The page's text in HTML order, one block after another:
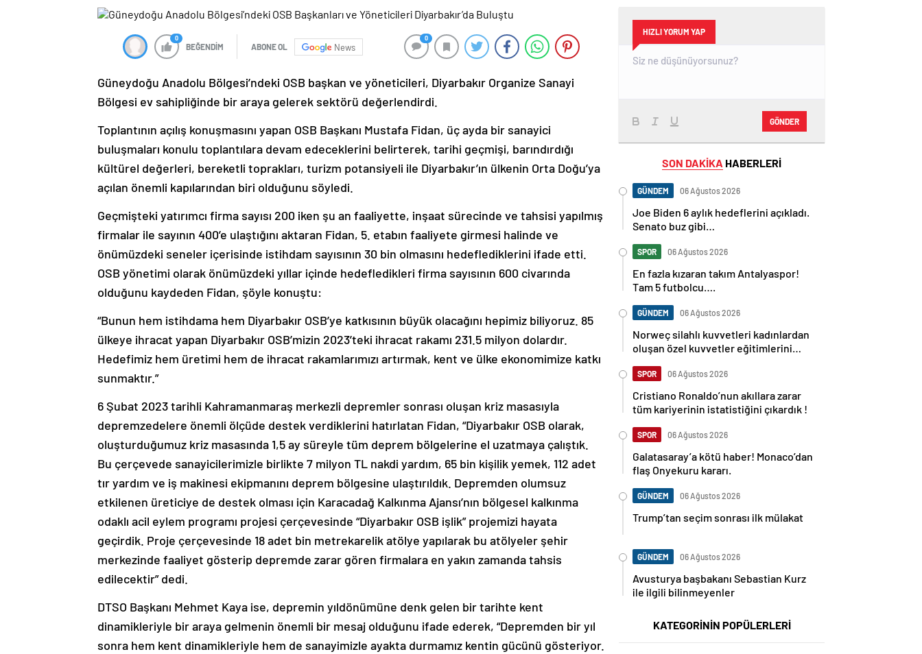
0
BEĞENDİM ABONE OL News
0
Güneydoğu Anadolu Bölgesi’ndeki OSB başkan ve yöneticileri, Diyarbakır Organize Sanayi
Bölgesi ev sahipliğinde bir araya gelerek sektörü değerlendirdi.
Toplantının açılış konuşmasını yapan OSB Başkanı Mustafa Fidan, üç ayda bir sanayici
buluşmaları konulu toplantılara devam edeceklerini belirterek, tarihi geçmişi, barındırdığı
kültürel değerleri, bereketli toprakları, turizm potansiyeli ile Diyarbakır’ın ülkenin Orta Doğu’ya
açılan önemli kapılarından biri olduğunu söyledi.
Geçmişteki yatırımcı firma sayısı 200 iken şu an faaliyette, inşaat sürecinde ve tahsisi yapılmış
firmalar ile sayının 400’e ulaştığını aktaran Fidan, 5. etabın faaliyete girmesi halinde ve
önümüzdeki seneler içerisinde istihdam sayısının 30 bin olmasını hedeflediklerini ifade etti.
OSB yönetimi olarak önümüzdeki yıllar içinde hedefledikleri firma sayısının 600 civarında
olduğunu kaydeden Fidan, şöyle konuştu:
“Bunun hem istihdama hem Diyarbakır OSB’ye katkısının büyük olacağını hepimiz biliyoruz. 85
ülkeye ihracat yapan Diyarbakır OSB’mizin 2023’teki ihracat rakamı 231.5 milyon dolardır.
Hedefimiz hem üretimi hem de ihracat rakamlarımızı artırmak, kent ve ülke ekonomimize katkı
sunmaktır.”
6 Şubat 2023 tarihli Kahramanmaraş merkezli depremler sonrası oluşan kriz masasıyla
depremzedelere önemli ölçüde destek verdiklerini hatırlatan Fidan, “Diyarbakır OSB olarak,
oluşturduğumuz kriz masasında 1,5 ay süreyle tüm deprem bölgelerine el uzatmaya çalıştık.
Bu çerçevede sanayicilerimizle birlikte 7 milyon TL nakdi yardım, 65 bin kişilik yemek, 112 adet
tır yardım ve iş makinesi ekipmanını deprem bölgesine ulaştırıldık. Depremden olumsuz
etkilenen üreticiye de destek olması için Karacadağ Kalkınma Ajansı’nın bölgesel kalkınma
odaklı acil eylem programı projesi çerçevesinde “Diyarbakır OSB işlik” projemizi hayata
geçirdik. Proje çerçevesinde 18 adet bin metrekarelik atölye yapılarak bu atölyeler şehir
merkezinde faaliyet gösterip depremde zarar gören firmalara en yakın zamanda tahsis
edilecektir” dedi.
DTSO Başkanı Mehmet Kaya ise, depremin yıldönümüne denk gelen bir tarihte kent
dinamikleriyle bir araya gelmenin önemli bir mesaj olduğunu ifade ederek, “Depremden bir yıl
sonra hem kent dinamikleriyle hem de sanayimizle ayakta durmamız kentin gücünü gösteriyor.
HIZLI YORUM YAP
GÖNDER
SON DAKİKA HABERLERİ
GÜNDEM 06 Ağustos 2026
Joe Biden 6 aylık hedeflerini açıkladı.
Senato buz gibi…
SPOR 06 Ağustos 2026
En fazla kızaran takım Antalyaspor!
Tam 5 futbolcu….
GÜNDEM 06 Ağustos 2026
Norweç silahlı kuvvetleri kadınlardan
oluşan özel kuvvetler eğitimlerini
SPOR 06 Ağustos 2026
Cristiano Ronaldo’nun akıllara zarar
tüm kariyerinin istatistiğini çıkardık !
SPOR 06 Ağustos 2026
Galatasaray’a kötü haber! Monaco’dan
flaş Onyekuru kararı.
GÜNDEM 06 Ağustos 2026
Trump’tan seçim sonrası ilk mülakat
GÜNDEM 06 Ağustos 2026
Avusturya başbakanı Sebastian Kurz
ile ilgili bilinmeyenler
KATEGORİNİN POPÜLERLERİ